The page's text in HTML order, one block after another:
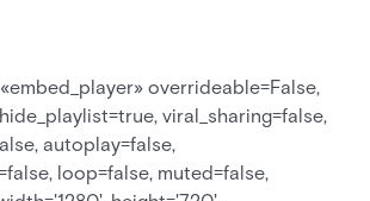
overrideable=False,
viral_sharing=false,
autoplay=false,
loop=false, muted=false,